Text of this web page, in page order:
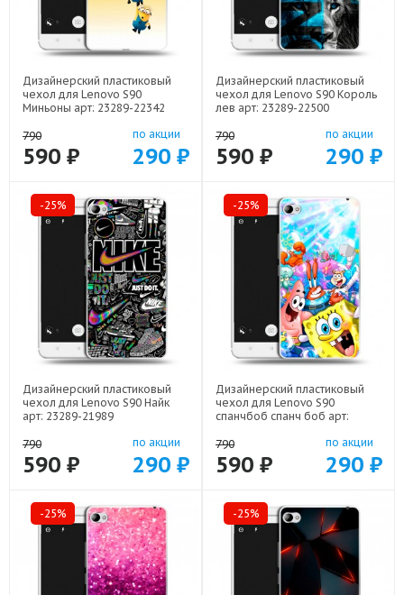
Дизайнерский пластиковый
чехол для Lenovo S90
Миньоны арт: 23289-22342
790
590 ₽
по акции
290 ₽
Дизайнерский пластиковый
чехол для Lenovo S90 Король
лев арт: 23289-22500
790
590 ₽
по акции
290 ₽
-25%
Дизайнерский пластиковый
чехол для Lenovo S90 Найк
арт: 23289-21989
790
590 ₽
по акции
290 ₽
-25%
Дизайнерский пластиковый
чехол для Lenovo S90
спанчбоб спанч боб арт:
790
590 ₽
по акции
290 ₽
-25% -25%